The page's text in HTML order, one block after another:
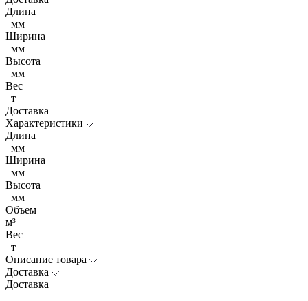
Длина
мм
Ширина
мм
Высота
мм
Вес
т
Доставка
Характеристики
Длина
мм
Ширина
мм
Высота
мм
Объем
м³
Вес
т
Описание товара
Доставка
Доставка